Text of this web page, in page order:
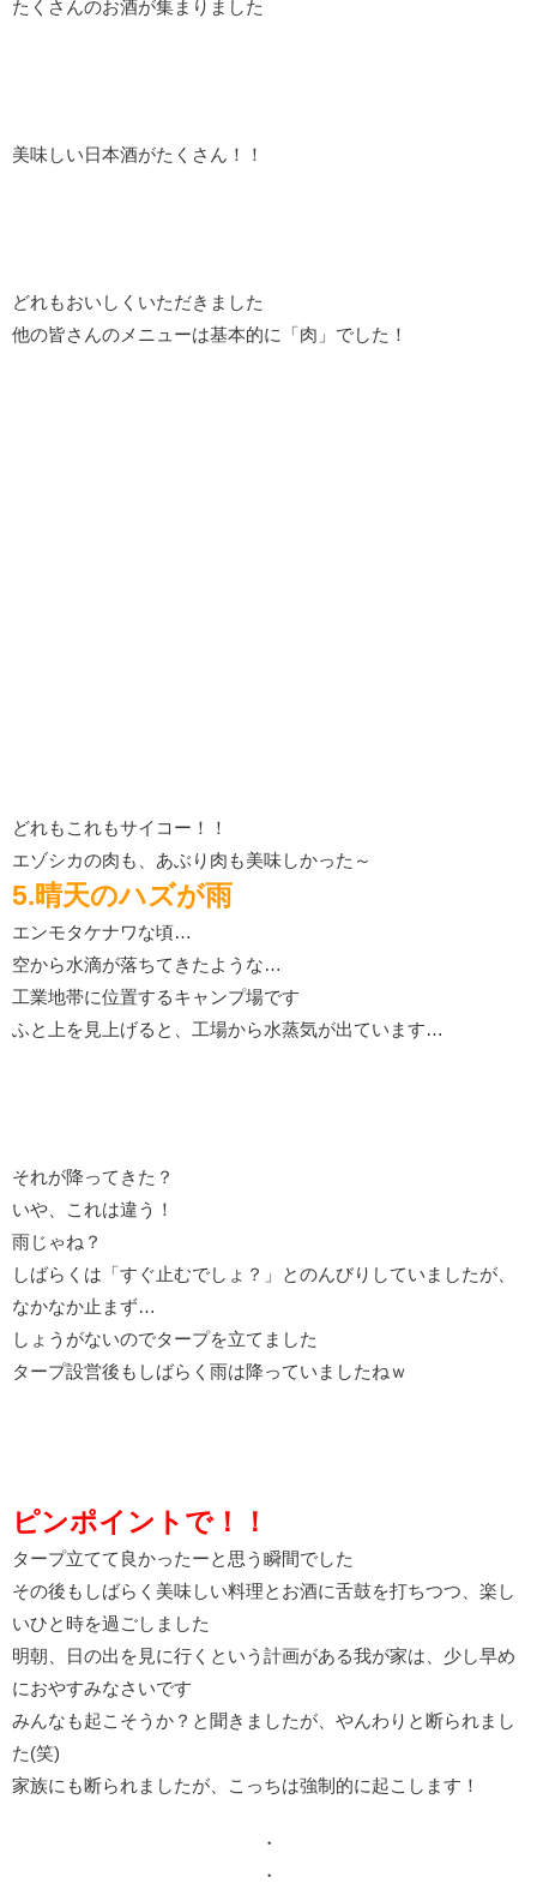
たくさんのお酒が集まりました
美味しい日本酒がたくさん！！
どれもおいしくいただきました
他の皆さんのメニューは基本的に「肉」でした！
どれもこれもサイコー！！
エゾシカの肉も、あぶり肉も美味しかった～
5.晴天のハズが雨
エンモタケナワな頃…
空から水滴が落ちてきたような…
工業地帯に位置するキャンプ場です
ふと上を見上げると、工場から水蒸気が出ています…
それが降ってきた？
いや、これは違う！
雨じゃね？
しばらくは「すぐ止むでしょ？」とのんびりしていましたが、
なかなか止まず…
しょうがないのでタープを立てました
タープ設営後もしばらく雨は降っていましたねｗ
ピンポイントで！！
タープ立てて良かったーと思う瞬間でした
その後もしばらく美味しい料理とお酒に舌鼓を打ちつつ、楽し
いひと時を過ごしました
明朝、日の出を見に行くという計画がある我が家は、少し早め
におやすみなさいです
みんなも起こそうか？と聞きましたが、やんわりと断られまし
た(笑)
家族にも断られましたが、こっちは強制的に起こします！
・
・